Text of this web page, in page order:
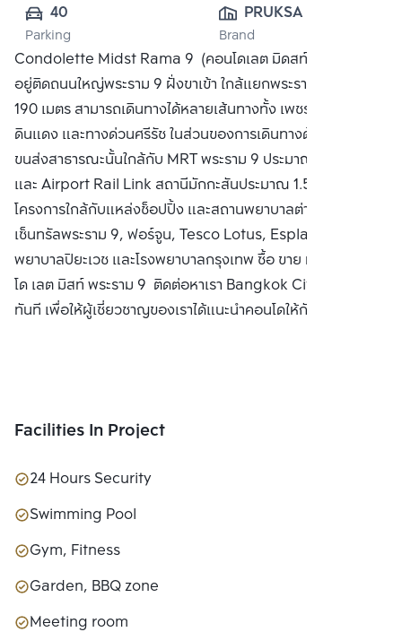
40
Parking
PRUKSA REAL
ESTATE PUBLIC
CO.,LTD
Brand
Condolette Midst Rama 9 (คอนโดเลต มิดสท์ พระราม 9)
อยู่ติดถนนใหญ่พระราม 9 ฝั่งขาเข้า ใกล้แยกพระราม 9 ประมาณ
190 เมตร สามารถเดินทางได้หลายเส้นทางทั้ง เพชรบุรี, สุขุมวิท,
ดินแดง และทางด่วนศรีรัช ในส่วนของการเดินทางด้วยระบบ
ขนส่งสาธารณะนั้นใกล้กับ MRT พระราม 9 ประมาณ 350 เมตร
และ Airport Rail Link สถานีมักกะสันประมาณ 1.5 กิโลเมตร
โครงการใกล้กับแหล่งช็อปปิ้ง และสถานพยาบาลต่างๆทั้ง
เซ็นทรัลพระราม 9, ฟอร์จูน, Tesco Lotus, Esplanade, โรง
พยาบาลปิยะเวช และโรงพยาบาลกรุงเทพ ซื้อ ขาย หรือ เช่า คอน
โด เลต มิสท์ พระราม 9 ติดต่อหาเรา Bangkok CitiSmart ได้
ทันที เพื่อให้ผู้เชี่ยวชาญของเราได้แนะนำคอนโดให้กับท่าน
Facilities In Project
24 Hours Security
Swimming Pool
Gym, Fitness
Garden, BBQ zone
Meeting room